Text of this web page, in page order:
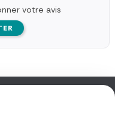
votre avis